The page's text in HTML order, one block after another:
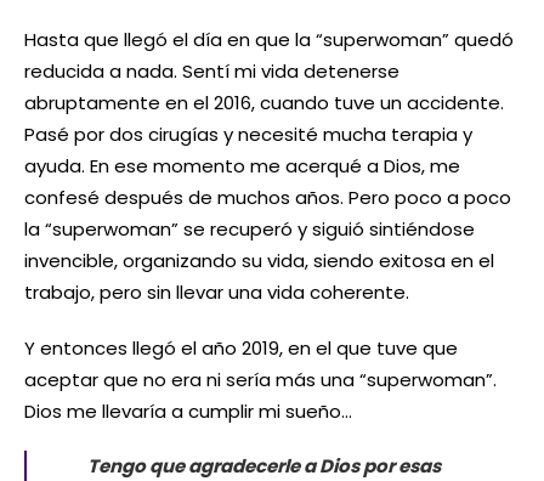
Hasta que llegó el día en que la “superwoman” quedó
reducida a nada. Sentí mi vida detenerse
abruptamente en el 2016, cuando tuve un accidente.
Pasé por dos cirugías y necesité mucha terapia y
ayuda. En ese momento me acerqué a Dios, me
confesé después de muchos años. Pero poco a poco
la “superwoman” se recuperó y siguió sintiéndose
invencible, organizando su vida, siendo exitosa en el
trabajo, pero sin llevar una vida coherente.
Y entonces llegó el año 2019, en el que tuve que
aceptar que no era ni sería más una “superwoman”.
Dios me llevaría a cumplir mi sueño…
Tengo que agradecerle a Dios por esas